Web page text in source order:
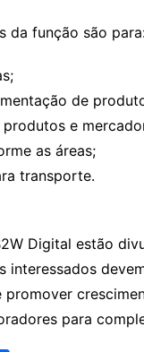
da função são
de
e
as áreas;
transporte.
Digital estão
interessados
para